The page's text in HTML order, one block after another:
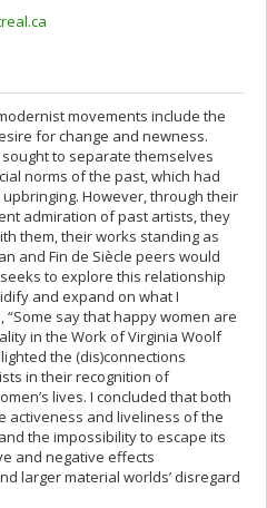
movements include the
for change and newness.
to separate themselves
norms of the past, which had
However, through their
admiration of past artists, they
them, their works standing as
and Fin de Siècle peers would
to explore this relationship
and expand on what I
“Some say that happy women are
in the Work of Virginia Woolf
the (dis)connections
in their recognition of
lives. I concluded that both
activeness and liveliness of the
the impossibility to escape its
and negative effects
larger material worlds’ disregard